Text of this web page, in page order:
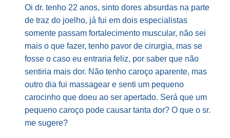
Oi dr. tenho 22 anos, sinto dores absurdas na parte
de traz do joelho, já fui em dois especialistas
somente passam fortalecimento muscular, não sei
mais o que fazer, tenho pavor de cirurgia, mas se
fosse o caso eu entraria feliz, por saber que não
sentiria mais dor. Não tenho caroço aparente, mas
outro dia fui massagear e senti um pequeno
carocinho que doeu ao ser apertado. Será que um
pequeno caroço pode causar tanta dor? O que o sr.
me sugere?